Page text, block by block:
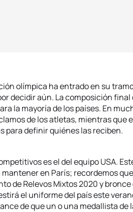
olímpica ha entrado en su
decidir aún. La composición
la mayoría de los países. En
de los atletas, mientras que
para definir quiénes las reciben.
es el del equipo USA.
en París; recordemos
de Relevos Mixtos 2020 y
el uniforme del país este
de que un o una medallista de